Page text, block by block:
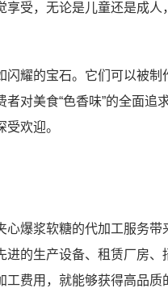
受，无论是儿童还是成人
耀的宝石。它们可以被制
对美食“色香味”的全面追
欢迎。
爆浆软糖的代加工服务
的生产设备、租赁厂房
费用，就能够获得高品质